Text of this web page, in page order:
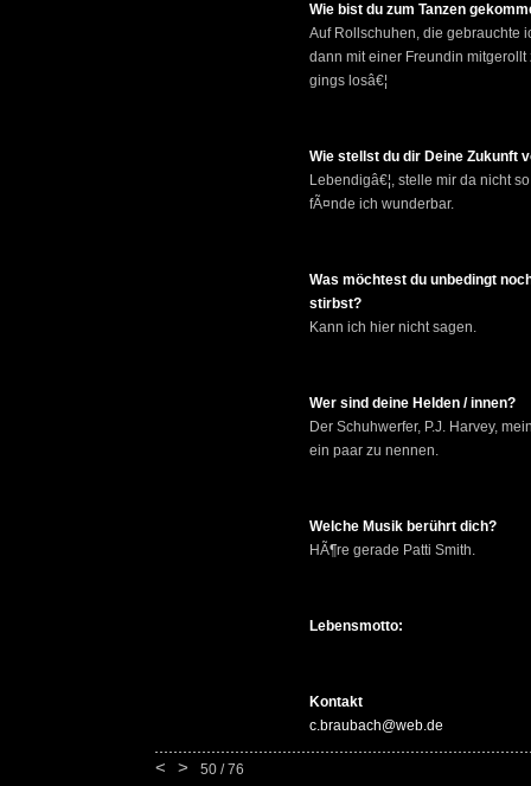
Wie bist du zum Tanzen
Auf Rollschuhen, die gebrauchte
dann mit einer Freundin
gings losâ€¦
Wie stellst du dir Deine Zukunft
Lebendigâ€¦, stelle mir da nicht
fÃ¤nde ich wunderbar.
Was möchtest du unbedingt
stirbst?
Kann ich hier nicht sagen.
Wer sind deine Helden / innen?
Der Schuhwerfer, P.J. Harvey,
ein paar zu nennen.
Welche Musik berührt dich?
HÃ¶re gerade Patti Smith.
Lebensmotto:
Kontakt
c.braubach@web.de
< > 50 / 76